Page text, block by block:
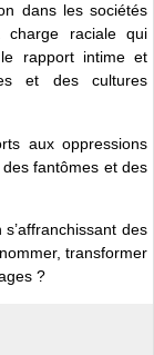
dans les sociétés
charge raciale qui
rapport intime et
et des cultures
aux oppressions
fantômes et des
des
transformer
?